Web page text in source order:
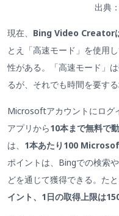
出典
現在、 Bing Video Creator
とえ「高速モード」を使用
性がある。「高速モード」
るが、それでも時間を要す
Microsoftアカウントにログ
アプリから10本まで無料で
は、 1本あたり100
ポイントは、Bingでの検索
どを通じて獲得できる。た
イント、1日の取得上限は